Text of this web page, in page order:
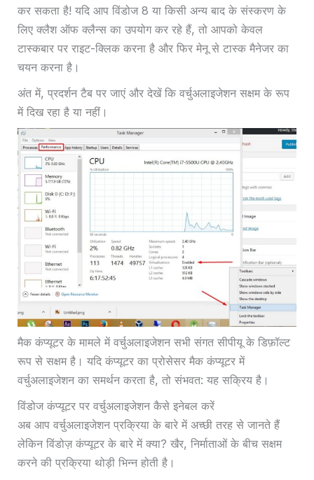
कर सकता है! यदि आप विंडोज 8 या किसी अन्य बाद के संस्करण के
लिए क्लैश ऑफ क्लैन्स का उपयोग कर रहे हैं, तो आपको केवल
टास्कबार पर राइट-क्लिक करना है और फिर मेनू से टास्क मैनेजर का
चयन करना है।
अंत में, प्रदर्शन टैब पर जाएं और देखें कि वर्चुअलाइजेशन सक्षम के रूप
में दिख रहा है या नहीं।
मैक कंप्यूटर के मामले में वर्चुअलाइजेशन सभी संगत सीपीयू के डिफ़ॉल्ट
रूप से सक्षम है। यदि कंप्यूटर का प्रोसेसर मैक कंप्यूटर में
वर्चुअलाइजेशन का समर्थन करता है, तो संभवत: यह सक्रिय है।
विंडोज कंप्यूटर पर वर्चुअलाइजेशन कैसे इनेबल करें
अब आप वर्चुअलाइजेशन प्रक्रिया के बारे में अच्छी तरह से जानते हैं
लेकिन विंडोज़ कंप्यूटर के बारे में क्या? खैर, निर्माताओं के बीच सक्षम
करने की प्रक्रिया थोड़ी भिन्न होती है।